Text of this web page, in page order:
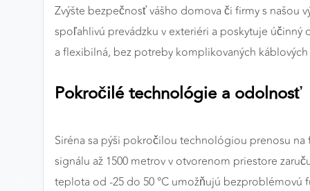
Zvýšte bezpečnosť vášho domova či firmy s našou
spoľahlivú prevádzku v exteriéri a poskytuje
a flexibilná, bez potreby komplikovaných
Pokročilé technológie a odolnosť
Siréna sa pýši pokročilou technológiou prenosu
signálu až 1500 metrov v otvorenom priestore
teplota od -25 do 50 °C umožňujú bezproblémovú
Preferenčné cookies
Analytické cookies nám umožňujú meranie výkonu
pomocou týchto cookies spracovávame anonymne a
súhrnne, bez použitia identifikátorov, ktoré ukazujú na
konkrétnych používateľov nášho webu. Vďaka týmto